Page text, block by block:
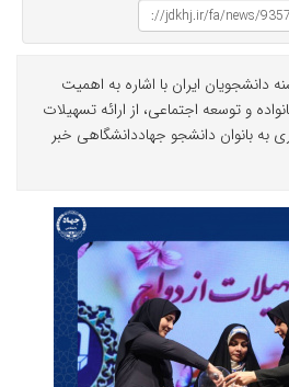
ایران با اشاره به اهمیت
و توسعه اجتماعی، از ارائه تسهیلات
به بانوان دانشجو جهاددانشگاهی خبر